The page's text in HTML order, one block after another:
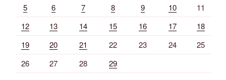
5
6 7 8 9 10
11
12
13 14 15 16 17
18
19
20 21 22 23 24
25
26
27 28 29